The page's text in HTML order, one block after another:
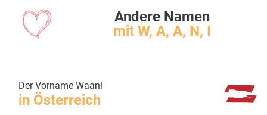
Andere Namen
mit W, A, A, N, I
Der Vorname Waani
in Österreich